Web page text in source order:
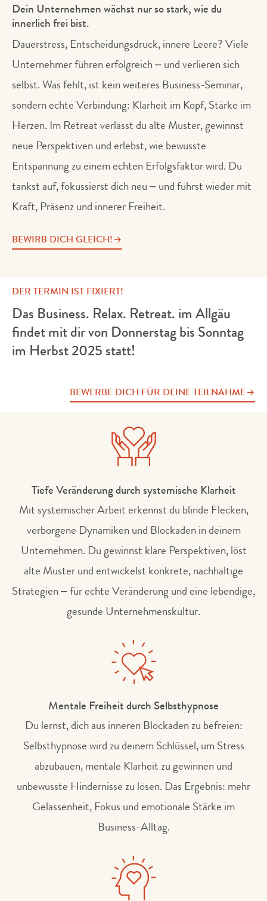
Dein Unternehmen wächst nur so stark, wie du
innerlich frei bist.
Dauerstress, Entscheidungsdruck, innere Leere? Viele
Unternehmer führen erfolgreich – und verlieren sich
selbst. Was fehlt, ist kein weiteres Business-Seminar,
sondern echte Verbindung: Klarheit im Kopf, Stärke im
Herzen. Im Retreat verlässt du alte Muster, gewinnst
neue Perspektiven und erlebst, wie bewusste
Entspannung zu einem echten Erfolgsfaktor wird. Du
tankst auf, fokussierst dich neu – und führst wieder mit
Kraft, Präsenz und innerer Freiheit.
BEWIRB DICH GLEICH!
DER TERMIN IST FIXIERT!
Das Business. Relax. Retreat. im Allgäu
findet mit dir von Donnerstag bis Sonntag
im Herbst 2025 statt!
BEWERBE DICH FÜR DEINE TEILNAHME
Tiefe Veränderung durch systemische Klarheit
Mit systemischer Arbeit erkennst du blinde Flecken,
verborgene Dynamiken und Blockaden in deinem
Unternehmen. Du gewinnst klare Perspektiven, löst
alte Muster und entwickelst konkrete, nachhaltige
Strategien – für echte Veränderung und eine lebendige,
gesunde Unternehmenskultur.
Mentale Freiheit durch Selbsthypnose
Du lernst, dich aus inneren Blockaden zu befreien:
Selbsthypnose wird zu deinem Schlüssel, um Stress
abzubauen, mentale Klarheit zu gewinnen und
unbewusste Hindernisse zu lösen. Das Ergebnis: mehr
Gelassenheit, Fokus und emotionale Stärke im
Business-Alltag.